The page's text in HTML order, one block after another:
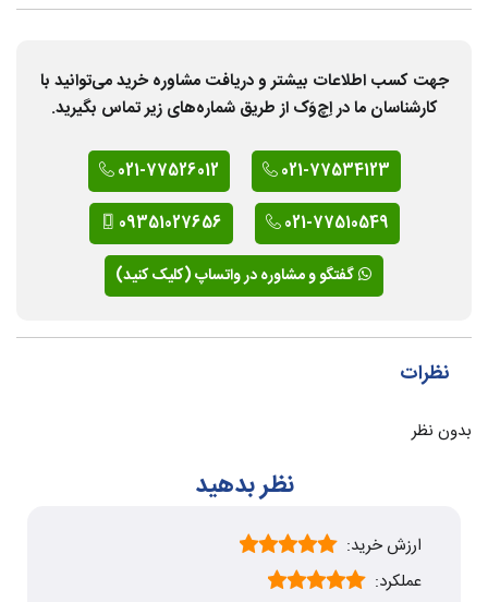
جهت کسب اطلاعات بیشتر و دریافت مشاوره خرید می‌توانید با
کارشناسان ما در اِچ‌وَک از طریق شماره‌های زیر تماس بگیرید.
021-77534123
021-77526012
021-77510549
09351027656
گفتگو و مشاوره در واتساپ (کلیک کنید)
نظرات
بدون نظر
نظر بدهید
ارزش خرید:
عملکرد: